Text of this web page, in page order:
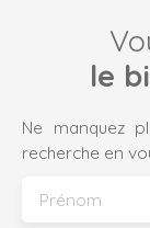
le
Ne manquez
recherche en
Prénom